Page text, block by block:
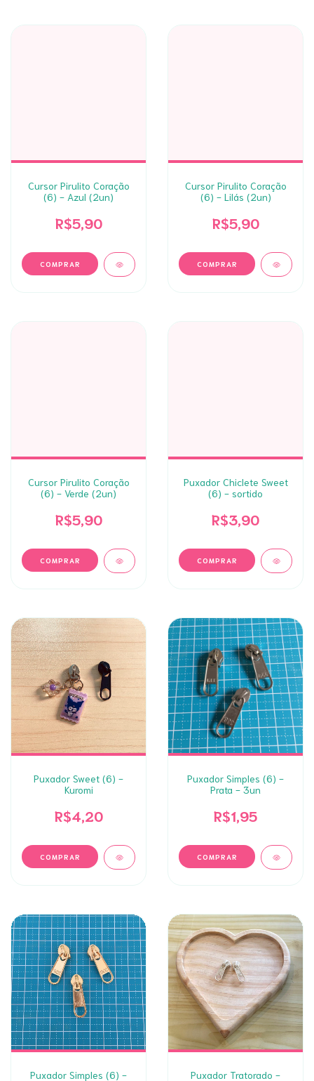
Cursor Pirulito Coração
(6) - Azul (2un)
R$5,90
Cursor Pirulito Coração
(6) - Lilás (2un)
R$5,90
Cursor Pirulito Coração
(6) - Verde (2un)
R$5,90
Puxador Chiclete Sweet
(6) - sortido
R$3,90
Puxador Sweet (6) -
Kuromi
R$4,20
Puxador Simples (6) -
Prata - 3un
R$1,95
Puxador Simples (6) -
Puxador Tratorado -